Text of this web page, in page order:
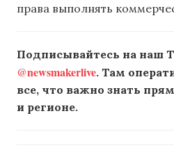
права выполнять
Подписывайтесь на наш
@newsmakerlive. Там
все, что важно знать
и регионе.